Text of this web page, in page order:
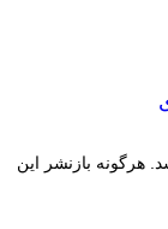
بازنشر این